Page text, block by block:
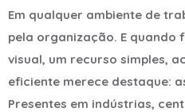
Em qualquer ambiente de
pela organização. E quando
visual, um recurso simples,
eficiente merece destaque:
Presentes em indústrias,